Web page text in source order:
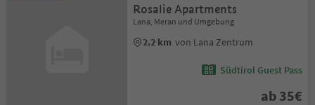
Rosalie Apartments
Lana, Meran und Umgebung
2.2 km von Lana Zentrum
Südtirol Guest Pass
ab 35€